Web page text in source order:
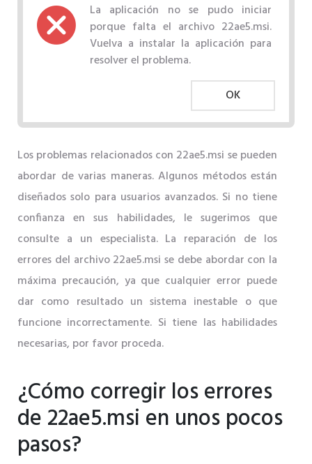
La aplicación no se pudo iniciar
porque falta el archivo 22ae5.msi.
Vuelva a instalar la aplicación para
resolver el problema.
OK
Los problemas relacionados con 22ae5.msi se pueden
abordar de varias maneras. Algunos métodos están
diseñados solo para usuarios avanzados. Si no tiene
confianza en sus habilidades, le sugerimos que
consulte a un especialista. La reparación de los
errores del archivo 22ae5.msi se debe abordar con la
máxima precaución, ya que cualquier error puede
dar como resultado un sistema inestable o que
funcione incorrectamente. Si tiene las habilidades
necesarias, por favor proceda.
¿Cómo corregir los errores
de 22ae5.msi en unos pocos
pasos?